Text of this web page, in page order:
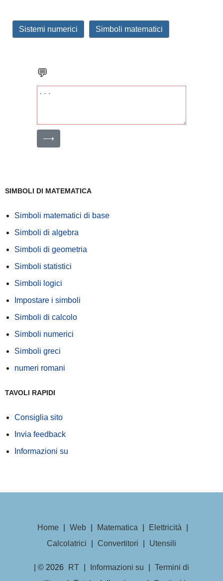
Sistemi numerici Simboli matematici
💬
⟶
SIMBOLI DI MATEMATICA
Simboli matematici di base
Simboli di algebra
Simboli di geometria
Simboli statistici
Simboli logici
Impostare i simboli
Simboli di calcolo
Simboli numerici
Simboli greci
numeri romani
TAVOLI RAPIDI
Consiglia sito
Invia feedback
Informazioni su
Home Web Matematica Elettricità
Calcolatrici
Convertitori Utensili
| © 2026 RT Informazioni su
Termini di